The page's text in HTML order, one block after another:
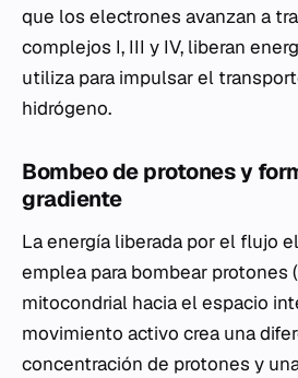
que los electrones avanzan a
complejos I, III y IV, liberan
utiliza para impulsar el
hidrógeno.
Bombeo de protones y
gradiente
La energía liberada por el flujo
emplea para bombear protones
mitocondrial hacia el espacio
movimiento activo crea una
concentración de protones y